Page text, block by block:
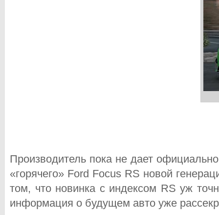
Производитель пока не дает
«горячего» Ford Focus RS новой
том, что новинка с индексом RS уж
информация о будущем авто уже